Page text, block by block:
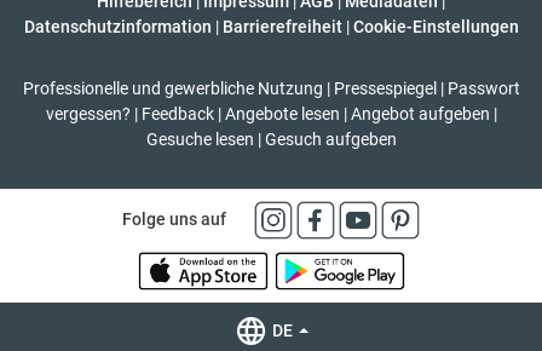
Datenschutzinformation | Barrierefreiheit | Cookie-Einstellungen
Professionelle und gewerbliche Nutzung | Pressespiegel | Passwort
vergessen? | Feedback | Angebote lesen | Angebot aufgeben |
Gesuche lesen | Gesuch aufgeben
Folge uns auf
DE